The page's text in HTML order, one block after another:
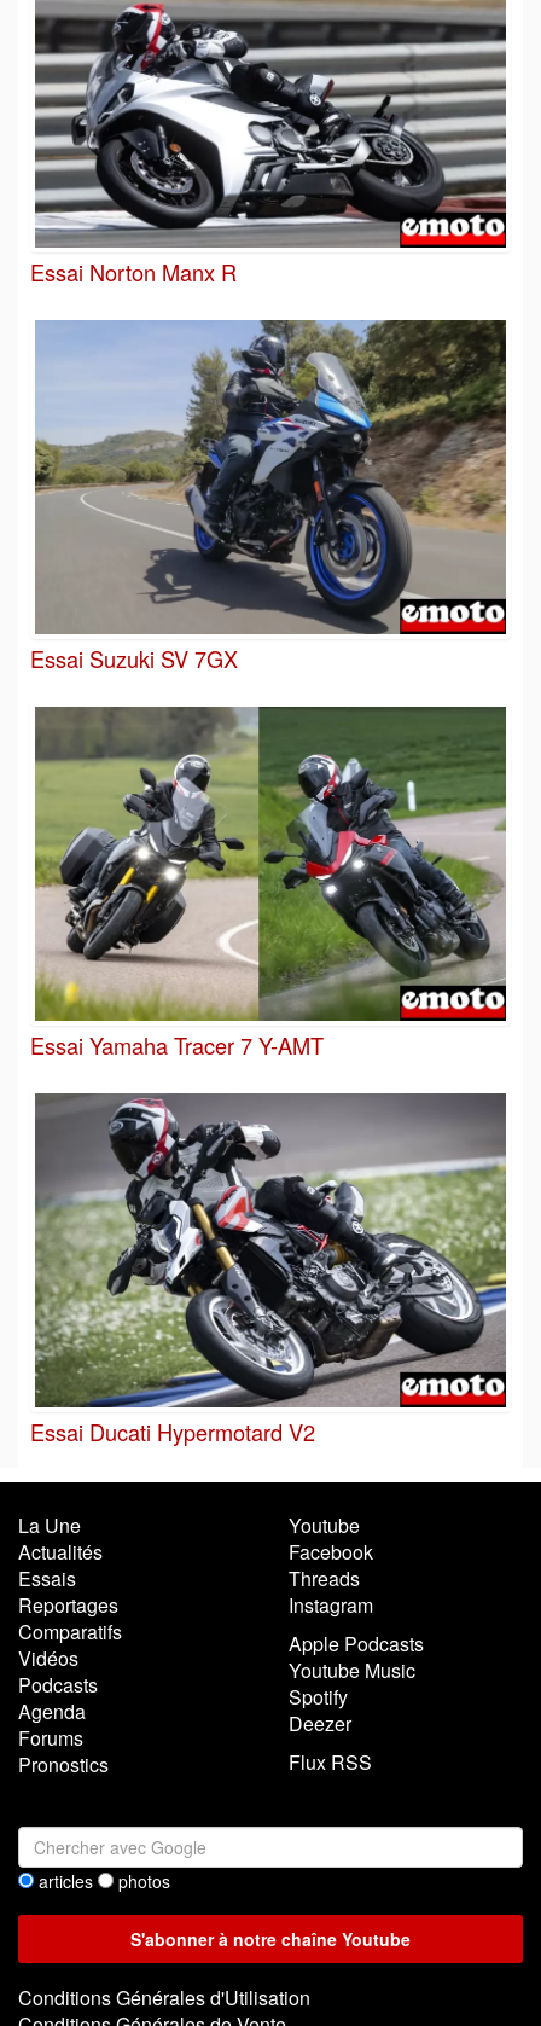
Essai Norton Manx R
Essai Suzuki SV 7GX
Essai Yamaha Tracer 7 Y-AMT
Essai Ducati Hypermotard V2
La Une
Actualités
Essais
Reportages
Comparatifs
Vidéos
Podcasts
Agenda
Forums
Pronostics
Youtube
Facebook
Threads
Instagram
Apple Podcasts
Youtube Music
Spotify
Deezer
Flux RSS
articles photos
Conditions Générales d'Utilisation